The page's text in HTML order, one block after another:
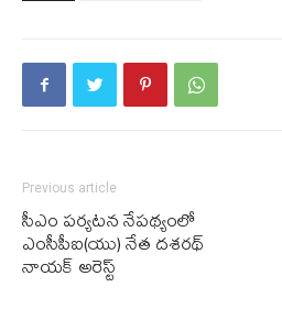
Previous article
సీఎం పర్యటన నేపథ్యంలో
ఎంసీపీఐ(యు) నేత దశరథ్
నాయక్ అరెస్ట్